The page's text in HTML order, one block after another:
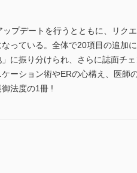
プデートを行うとともに、リク
っている。全体で20項目の追加
に振り分けられ、さらに誌面チェ
ーション術やERの心構え、医師
法度の1冊 !